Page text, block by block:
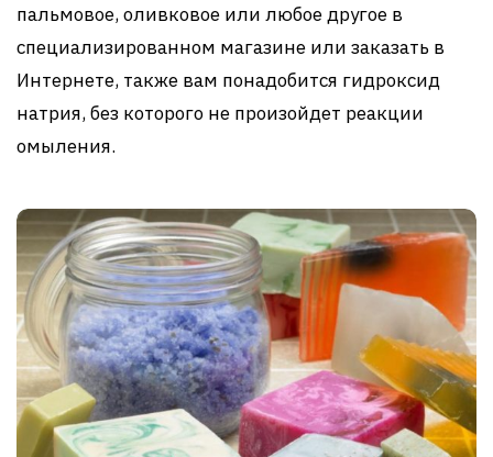
пальмовое, оливковое или любое другое в
специализированном магазине или заказать в
Интернете, также вам понадобится гидроксид
натрия, без которого не произойдет реакции
омыления.